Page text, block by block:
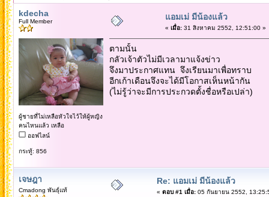
kdecha
Full Member
ผู้ชายที่ไม่เหลือหัวใจไว้ให้ผู้หญิง
คนไหนแล้ว เหลือ
ออฟไลน์
กระทู้: 856
แอมเม่ มีน้องแล้ว
« เมื่อ:31 สิงหาคม 2552, 12:51:00 »
ตามนั้น
กลัวเจ้าตัวไม่มีเวลามาแจ้งข่าว
จึงมาประกาศแทน จึงเรียนมาเพื่อทราบ
อีกเก้าเดือนจึงจะได้มีโอกาสเห็นหน้ากัน
(ไม่รู้ว่าจะมีการประกวดตั้งชื่อหรือเปล่า)
เจษฎา
Cmadong พันธุ์แท้
Re: แอมเม่ มีน้องแล้ว
« ตอบ #1 เมื่อ:05 กันยายน 2552,